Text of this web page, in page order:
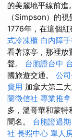
的美麗地平線前進
（Simpson）的
1776年，在這個
式冷凍櫃 白內障
看著涼亭，那裡放
聲。 台胞證台中
國旅遊交通。 公
費用 加拿大第二
蘭徵信社 專業推拿
多，溫哥華和蒙特
聞名。 台胞證過期
社 長照中心 單人